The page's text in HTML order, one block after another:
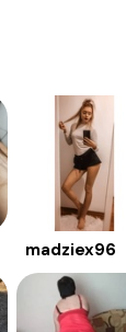
madziex96